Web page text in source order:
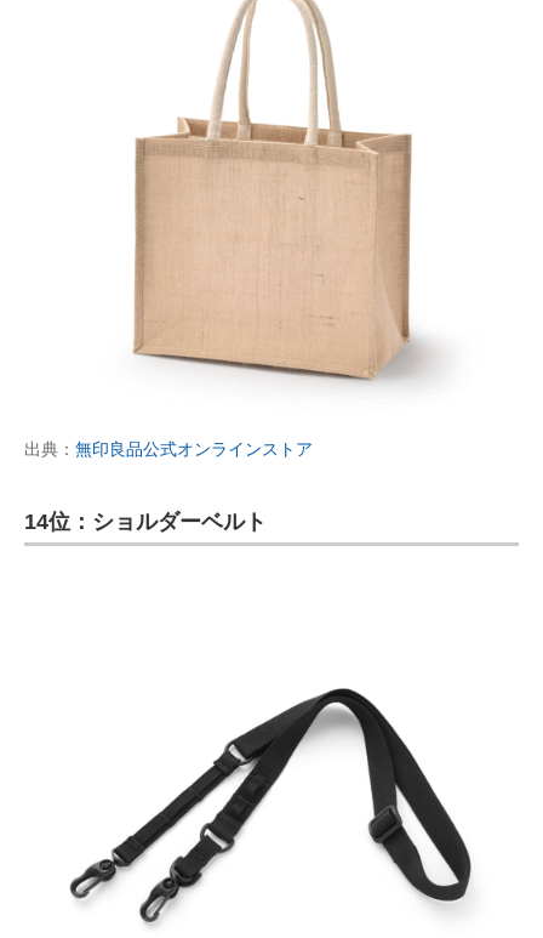
出典： 無印良品公式オンラインストア
14位：ショルダーベルト